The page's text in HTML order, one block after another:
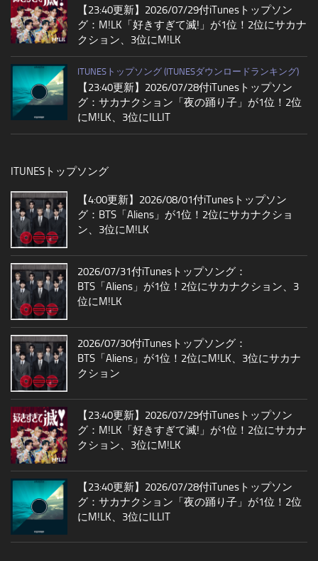
【23:40更新】2026/07/29付iTunesトップソン
グ：M!LK「好きすぎて滅!」が1位！2位にサカナ
クション、3位にM!LK
ITUNESトップソング (ITUNESダウンロードランキング)
【23:40更新】2026/07/28付iTunesトップソン
グ：サカナクション「夜の踊り子」が1位！2位
にM!LK、3位にILLIT
ITUNESトップソング
【4:00更新】2026/08/01付iTunesトップソン
グ：BTS「Aliens」が1位！2位にサカナクショ
ン、3位にM!LK
2026/07/31付iTunesトップソング：
BTS「Aliens」が1位！2位にサカナクション、3
位にM!LK
2026/07/30付iTunesトップソング：
BTS「Aliens」が1位！2位にM!LK、3位にサカナ
クション
【23:40更新】2026/07/29付iTunesトップソン
グ：M!LK「好きすぎて滅!」が1位！2位にサカナ
クション、3位にM!LK
【23:40更新】2026/07/28付iTunesトップソン
グ：サカナクション「夜の踊り子」が1位！2位
にM!LK、3位にILLIT